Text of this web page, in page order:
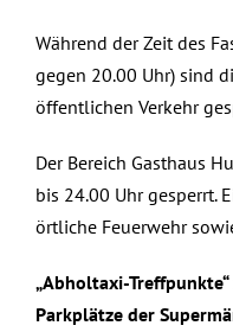
Während der Zeit des
gegen 20.00 Uhr) sind
öffentlichen Verkehr
Der Bereich Gasthaus
bis 24.00 Uhr gesperrt.
örtliche Feuerwehr
„Abholtaxi-
Parkplätze der